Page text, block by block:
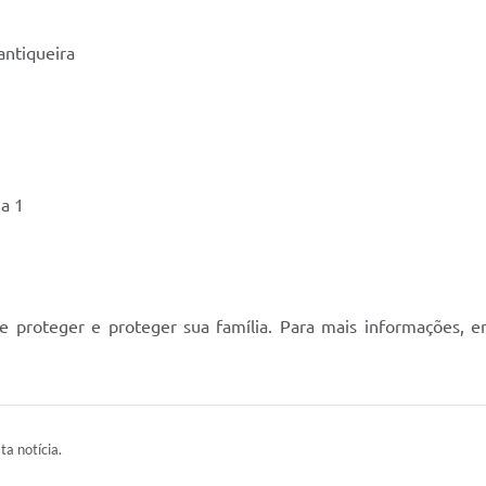
1
proteger e proteger sua família. Para mais informações,
notícia.